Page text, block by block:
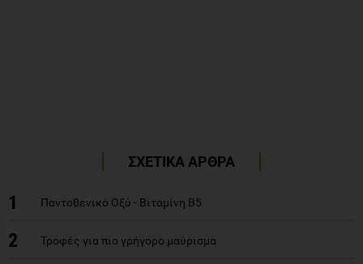
ΣΧΕΤΙΚΑ ΑΡΘΡΑ
1 Παντοθενικό Οξύ - Βιταμίνη Β5
2 Τροφές για πιο γρήγορο μαύρισμα